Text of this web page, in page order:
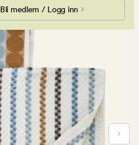
Bli medlem / Logg inn